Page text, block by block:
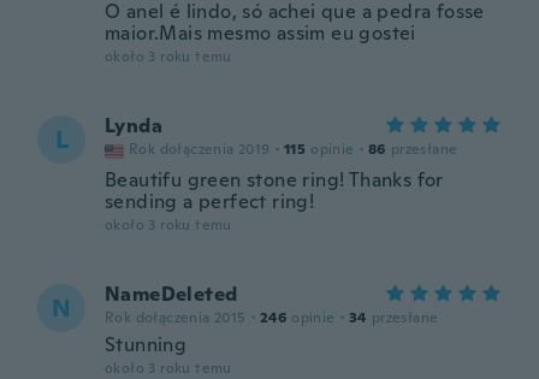
O anel é lindo, só achei que a pedra fosse
maior.Mais mesmo assim eu gostei
około 3 roku temu
L Lynda
Rok dołączenia 2019 · 115 opinie · 86 przesłane
Beautifu green stone ring! Thanks for
sending a perfect ring!
około 3 roku temu
N NameDeleted
Rok dołączenia 2015 · 246 opinie · 34 przesłane
Stunning
około 3 roku temu